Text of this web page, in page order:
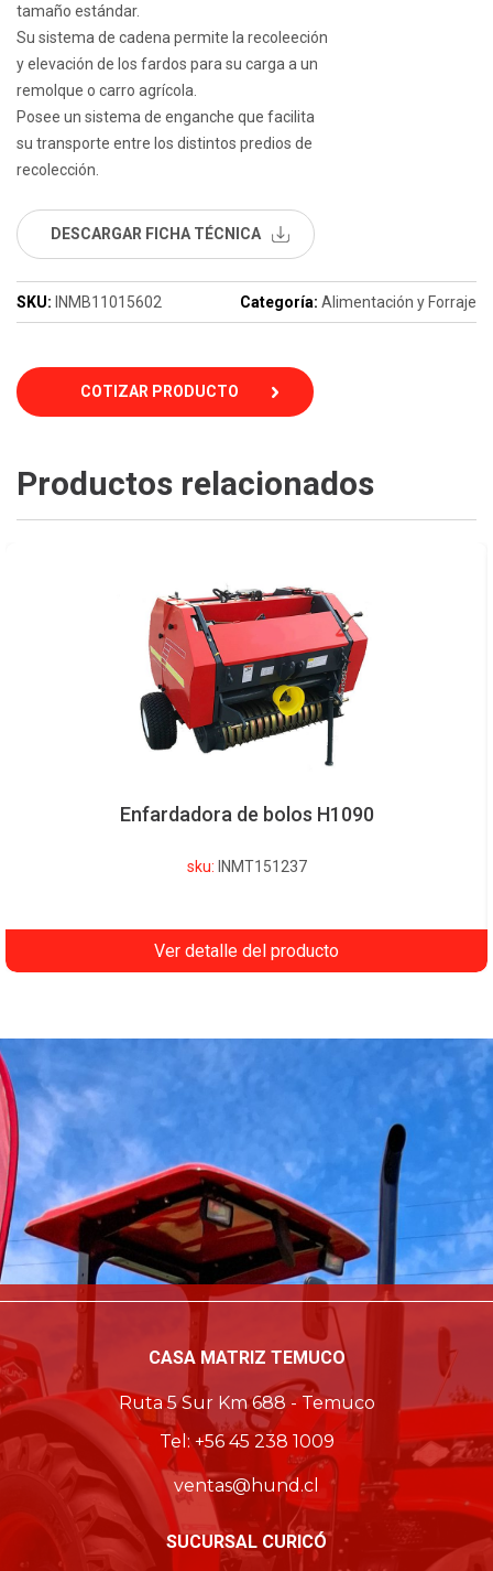
tamaño estándar.
Su sistema de cadena permite la recoleeción
y elevación de los fardos para su carga a un
remolque o carro agrícola.
Posee un sistema de enganche que facilita
su transporte entre los distintos predios de
recolección.
DESCARGAR FICHA TÉCNICA
SKU: INMB11015602 Categoría: Alimentación y Forraje
COTIZAR PRODUCTO
Productos relacionados
Enfardadora de bolos H1090
sku: INMT151237
Ver detalle del producto
CASA MATRIZ TEMUCO
Ruta 5 Sur Km 688 - Temuco
Tel: +56 45 238 1009
ventas@hund.cl
SUCURSAL CURICÓ